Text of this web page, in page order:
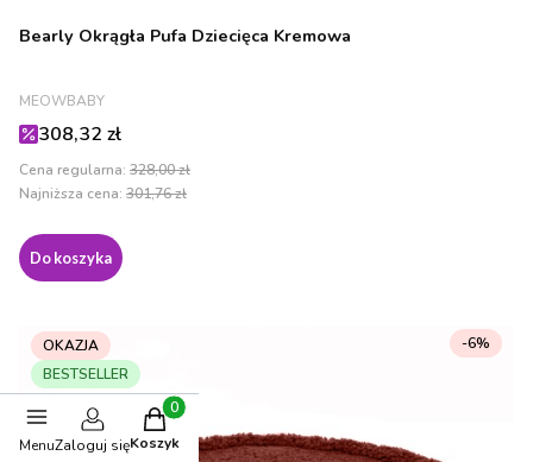
Bearly Okrągła Pufa Dziecięca Kremowa
PRODUCENT
MEOWBABY
Cena promocyjna
308,32 zł
Cena regularna: 328,00 zł
Najniższa cena: 301,76 zł
Do koszyka
OKAZJA
BESTSELLER
-6%
MenuZaloguj się
Produkty w koszyku: 0. Zobacz szczegóły
Koszyk